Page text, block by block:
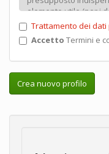
Trattamento dei
Accetto Termini e
Crea nuovo profilo